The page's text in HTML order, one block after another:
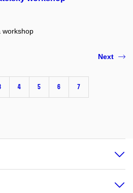
workshop
4 5 6 7
Next